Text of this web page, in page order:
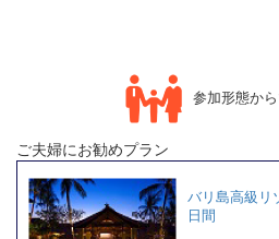
参加形態か
ご夫婦にお勧めプラン
バリ島高級リ
日間